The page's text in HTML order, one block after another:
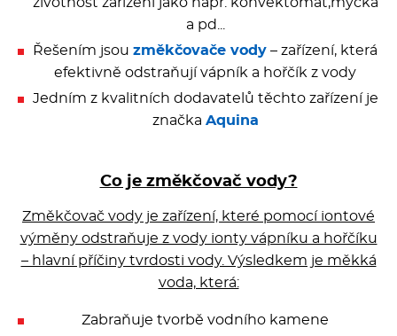
Transport, výdej a regen.
Multifunkce - speciály
Nástroje
Vodní lázně
a pd...
Řešením jsou změkčovače vody – zařízení, která
efektivně odstraňují vápník a hořčík z vody
Jedním z kvalitních dodavatelů těchto zařízení je
značka Aquina
Co je změkčovač vody?
Změkčovač vody je zařízení, které pomocí iontové
výměny odstraňuje z vody ionty vápníku a hořčíku
– hlavní příčiny tvrdosti vody. Výsledkem je měkká
voda, která:
Zabraňuje tvorbě vodního kamene